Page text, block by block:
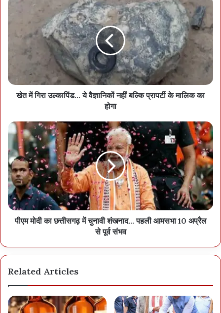
खेत में गिरा उल्कापिंड... ये वैज्ञानिकों नहीं बल्कि प्रापर्टी के मालिक का
होगा
पीएम मोदी का छत्तीसगढ़ में चुनावी शंखनाद... पहली आमसभा 10 अप्रैल
से पूर्व संभव
Related Articles